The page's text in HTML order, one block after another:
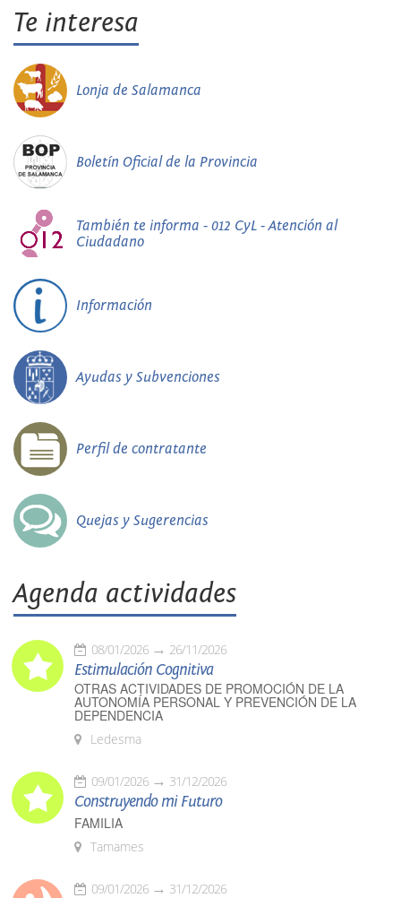
Te interesa
Lonja de Salamanca
Boletín Oficial de la Provincia
También te informa - 012 CyL - Atención al
Ciudadano
Información
Ayudas y Subvenciones
Perfil de contratante
Quejas y Sugerencias
Agenda actividades
08/01/2026 26/11/2026
Estimulación Cognitiva
OTRAS ACTIVIDADES DE PROMOCIÓN DE LA
AUTONOMÍA PERSONAL Y PREVENCIÓN DE LA
DEPENDENCIA
Ledesma
09/01/2026 31/12/2026
Construyendo mi Futuro
FAMILIA
Tamames
09/01/2026 31/12/2026